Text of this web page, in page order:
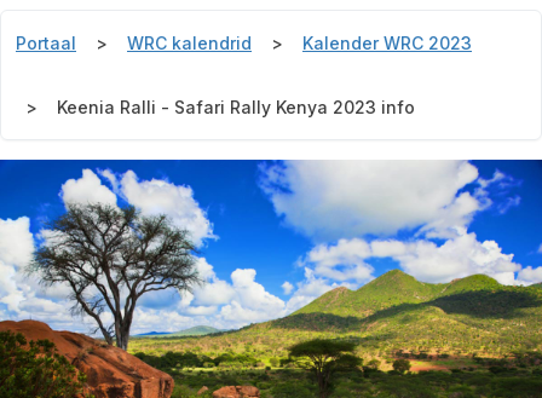
Portaal WRC kalendrid Kalender WRC 2023
Keenia Ralli - Safari Rally Kenya 2023 info